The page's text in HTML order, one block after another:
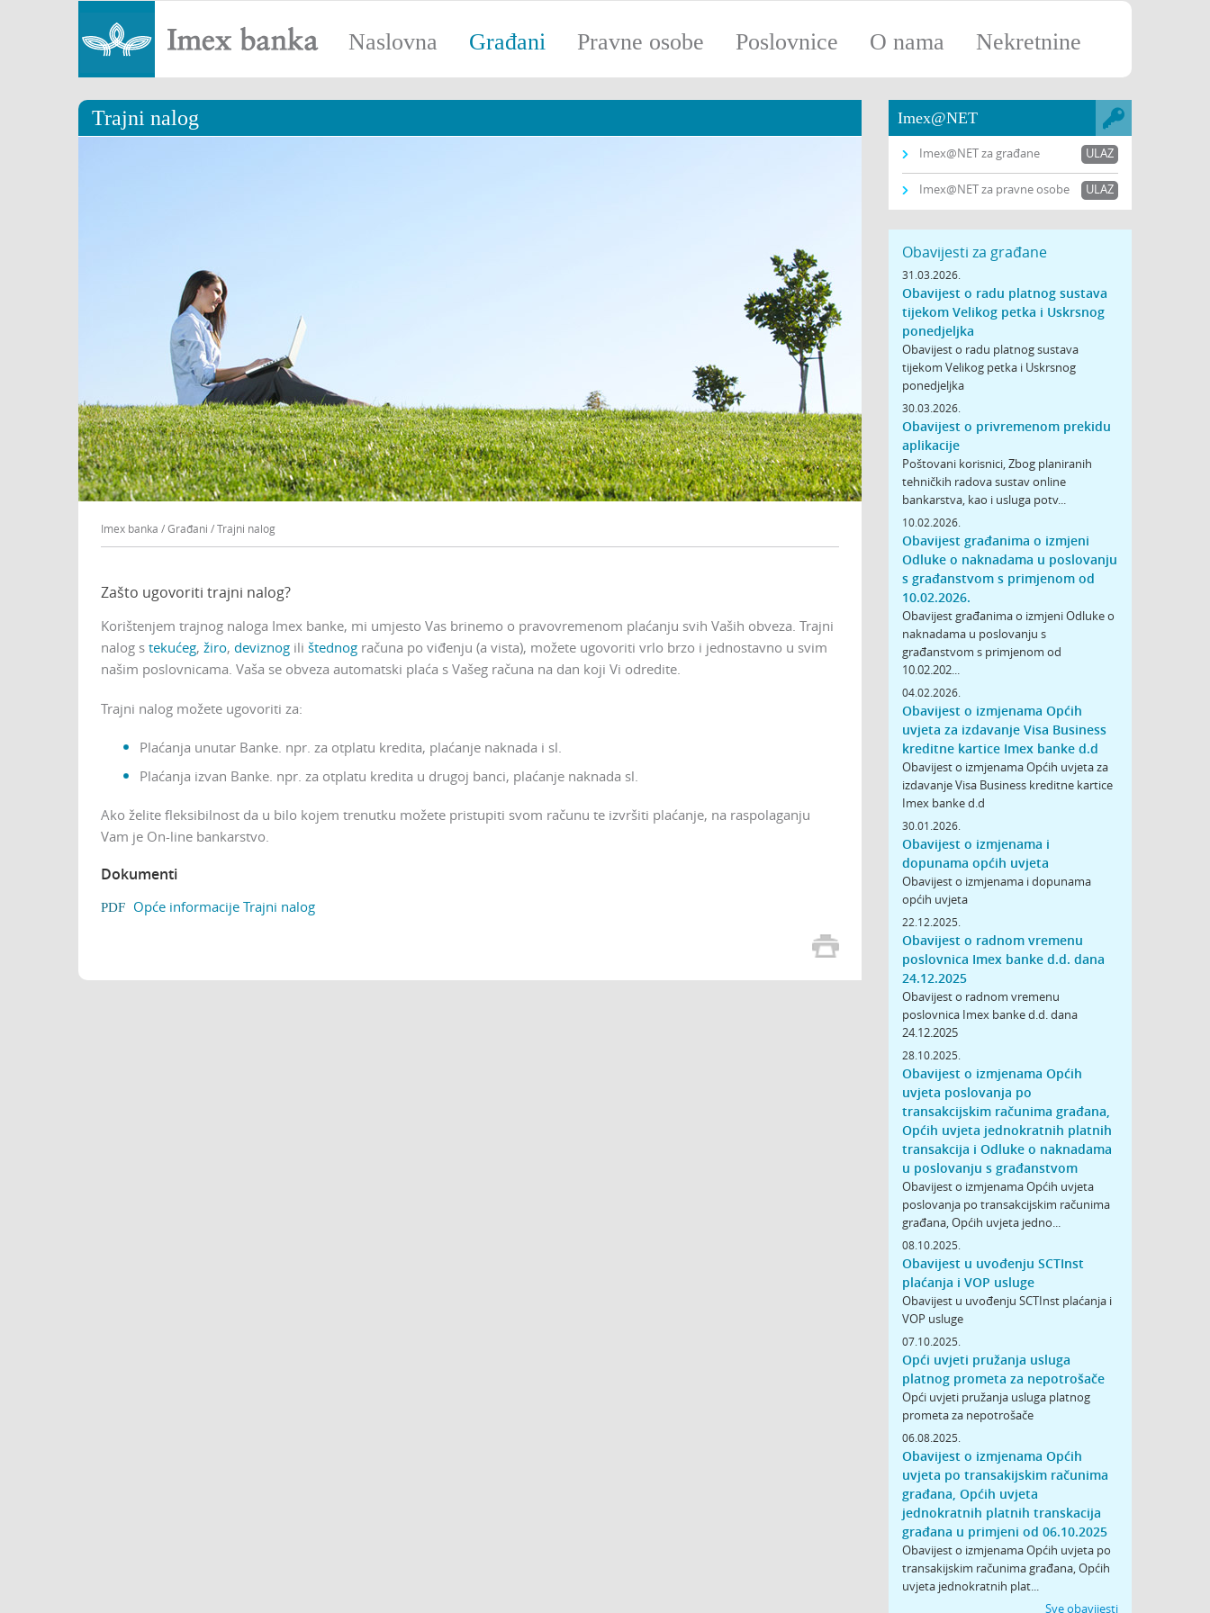
Naslovna Građani Pravne osobe Poslovnice O nama Nekretnine
Trajni nalog
Imex banka /Građani /Trajni nalog
Zašto ugovoriti trajni nalog?
Korištenjem trajnog naloga Imex banke, mi umjesto Vas brinemo o pravovremenom plaćanju svih Vaših obveza. Trajni
nalog s tekućeg, žiro, deviznog ili štednog računa po viđenju (a vista), možete ugovoriti vrlo brzo i jednostavno u svim
našim poslovnicama. Vaša se obveza automatski plaća s Vašeg računa na dan koji Vi odredite.
Trajni nalog možete ugovoriti za:
Plaćanja unutar Banke. npr. za otplatu kredita, plaćanje naknada i sl.
Plaćanja izvan Banke. npr. za otplatu kredita u drugoj banci, plaćanje naknada sl.
Ako želite fleksibilnost da u bilo kojem trenutku možete pristupiti svom računu te izvršiti plaćanje, na raspolaganju
Vam je On-line bankarstvo.
Dokumenti
PDF Opće informacije Trajni nalog
Imex@NET
Imex@NET za građane ULAZ
Imex@NET za pravne osobe ULAZ
Obavijesti za građane
31.03.2026.
Obavijest o radu platnog sustava
tijekom Velikog petka i Uskrsnog
ponedjeljka
Obavijest o radu platnog sustava
tijekom Velikog petka i Uskrsnog
ponedjeljka
30.03.2026.
Obavijest o privremenom prekidu
aplikacije
Poštovani korisnici, Zbog planiranih
tehničkih radova sustav online
bankarstva, kao i usluga potv...
10.02.2026.
Obavijest građanima o izmjeni
Odluke o naknadama u poslovanju
s građanstvom s primjenom od
10.02.2026.
Obavijest građanima o izmjeni Odluke o
naknadama u poslovanju s
građanstvom s primjenom od
10.02.202...
04.02.2026.
Obavijest o izmjenama Općih
uvjeta za izdavanje Visa Business
kreditne kartice Imex banke d.d
Obavijest o izmjenama Općih uvjeta za
izdavanje Visa Business kreditne kartice
Imex banke d.d
30.01.2026.
Obavijest o izmjenama i
dopunama općih uvjeta
Obavijest o izmjenama i dopunama
općih uvjeta
22.12.2025.
Obavijest o radnom vremenu
poslovnica Imex banke d.d. dana
24.12.2025
Obavijest o radnom vremenu
poslovnica Imex banke d.d. dana
24.12.2025
28.10.2025.
Obavijest o izmjenama Općih
uvjeta poslovanja po
transakcijskim računima građana,
Općih uvjeta jednokratnih platnih
transakcija i Odluke o naknadama
u poslovanju s građanstvom
Obavijest o izmjenama Općih uvjeta
poslovanja po transakcijskim računima
građana, Općih uvjeta jedno...
08.10.2025.
Obavijest u uvođenju SCTInst
plaćanja i VOP usluge
Obavijest u uvođenju SCTInst plaćanja i
VOP usluge
07.10.2025.
Opći uvjeti pružanja usluga
platnog prometa za nepotrošače
Opći uvjeti pružanja usluga platnog
prometa za nepotrošače
06.08.2025.
Obavijest o izmjenama Općih
uvjeta po transakijskim računima
građana, Općih uvjeta
jednokratnih platnih transkacija
građana u primjeni od 06.10.2025
Obavijest o izmjenama Općih uvjeta po
transakijskim računima građana, Općih
uvjeta jednokratnih plat...
Sve obavijesti